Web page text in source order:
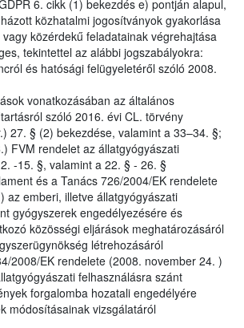
6. cikk (1) bekezdés e) pontján alapul,
közhatalmi jogosítványok gyakorlása
közérdekű feladatainak végrehajtása
tekintettel az alábbi jogszabályokra:
és hatósági felügyeletéről szóló 2008.
vonatkozásában az általános
szóló 2016. évi CL. törvény
27. § (2) bekezdése, valamint a 33–34. §;
rendelet az állatgyógyászati
-15. §, valamint a 22. § - 26. §
és a Tanács 726/2004/EK rendelete
az emberi, illetve állatgyógyászati
gyógyszerek engedélyezésére és
közösségi eljárások meghatározásáról
létrehozásáról
2008/EK rendelete (2008. november 24. )
felhasználásra szánt
forgalomba hozatali engedélyére
módosításainak vizsgálatáról